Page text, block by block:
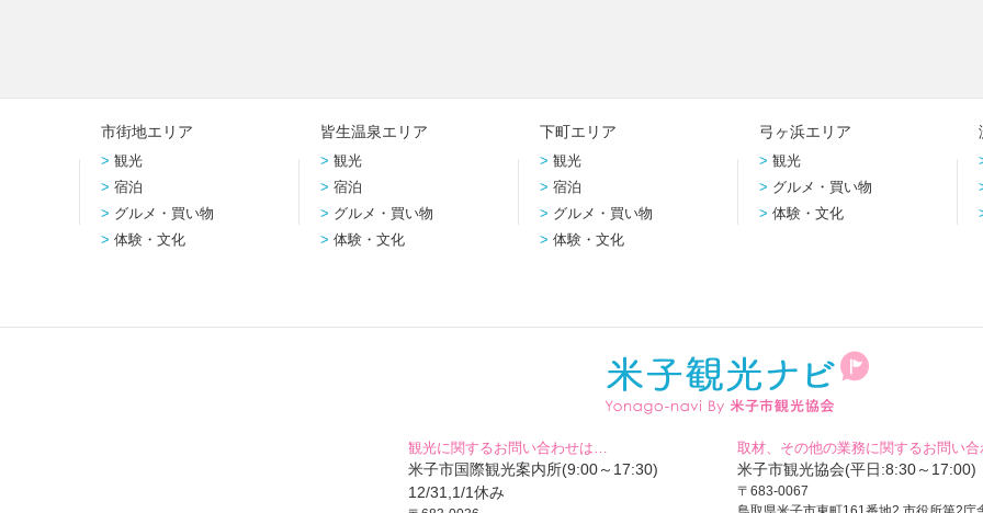
市街地エリア
観光
宿泊
グルメ・買い物
体験・文化
皆生温泉エリア
観光
宿泊
グルメ・買い物
体験・文化
下町エリア
観光
宿泊
グルメ・買い物
体験・文化
弓ヶ浜エリア
観光
グルメ・買い物
体験・文化
観光に関するお問い合わせは…
米子市国際観光案内所(9:00～17:30)
12/31,1/1休み
取材、その他の業務に関するお問い
米子市観光協会(平日:8:30～17:00)
〒683-0067